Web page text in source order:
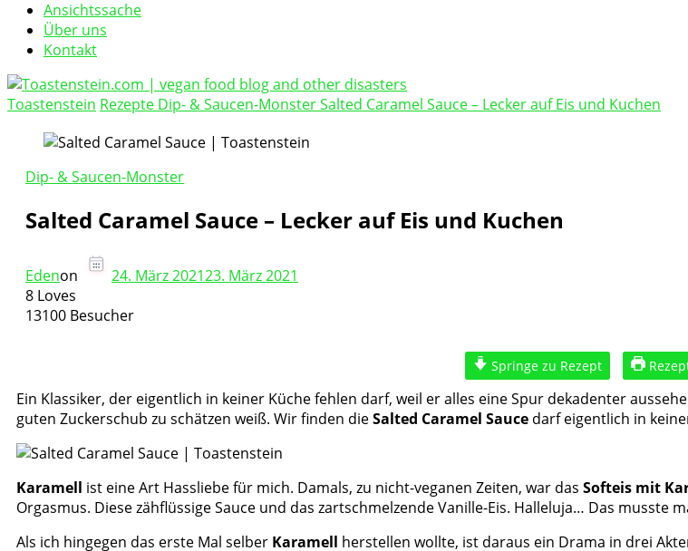
Ansichtssache
Über uns
Kontakt
Toastenstein.com
Toastenstein Rezepte Dip- & Saucen-MonsterSalted Caramel Sauce – Lecker auf Eis und Kuchen
Dip- & Saucen-Monster
Salted Caramel Sauce – Lecker auf Eis und Kuchen
Edenon 24. März 202123. März 2021
8 Loves
13100 Besucher
Springe zu Rezept
Ein Klassiker, der eigentlich in keiner Küche fehlen darf, weil er alles eine Spur dekadenter
guten Zuckerschub zu schätzen weiß. Wir finden dieSalted Caramel Sauce darf eigentlich in
Karamell ist eine Art Hassliebe für mich. Damals, zu nicht-veganen Zeiten, war das Softeis mit
Orgasmus. Diese zähflüssige Sauce und das zartschmelzende Vanille-Eis. Halleluja… Das musste
Als ich hingegen das erste Mal selber Karamell herstellen wollte, ist daraus ein Drama in drei